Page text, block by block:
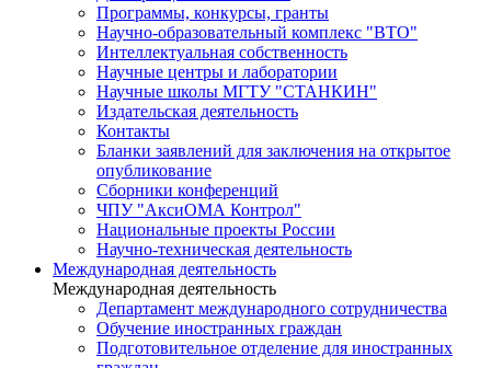
Программы, конкурсы, гранты
Научно-образовательный комплекс "ВТО"
Интеллектуальная собственность
Научные центры и лаборатории
Научные школы МГТУ "СТАНКИН"
Издательская деятельность
Контакты
Бланки заявлений для заключения на открытое
опубликование
Сборники конференций
ЧПУ "АксиОМА Контрол"
Национальные проекты России
Научно-техническая деятельность
Международная деятельность
Международная деятельность
Департамент международного сотрудничества
Обучение иностранных граждан
Подготовительное отделение для иностранных